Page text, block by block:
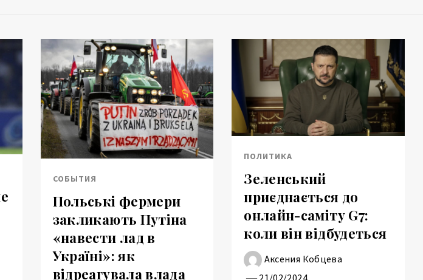
СОБЫТИЯ
Польські фермери
закликають Путіна
«навести лад в
Україні»: як
відреагувала влада
ПОЛИТИКА
Зеленський
приєднається до
онлайн-саміту G7:
коли він відбудеться
Аксения Кобцева
21/02/2024